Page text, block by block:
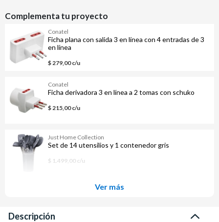
Complementa tu proyecto
Conatel
Ficha plana con salida 3 en línea con 4 entradas de 3
en línea
$ 279,00 c/u
Conatel
Ficha derivadora 3 en línea a 2 tomas con schuko
$ 215,00 c/u
Just Home Collection
Set de 14 utensilios y 1 contenedor gris
$ 1.499,00 c/u
Ver más
Descripción